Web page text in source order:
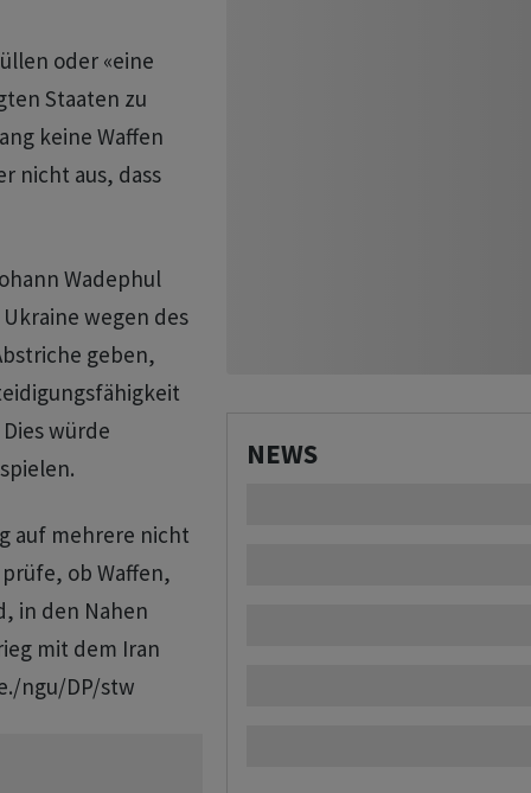
oder «eine
Staaten zu
keine Waffen
nicht aus, dass
Wadephul
wegen des
geben,
würde
auf mehrere nicht
ob Waffen,
in den Nahen
mit dem Iran
ngu/DP/stw
NEWS